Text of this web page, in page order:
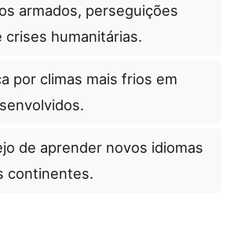
armados, perseguições
crises humanitárias.
por climas mais frios em
de aprender novos idiomas
continentes.